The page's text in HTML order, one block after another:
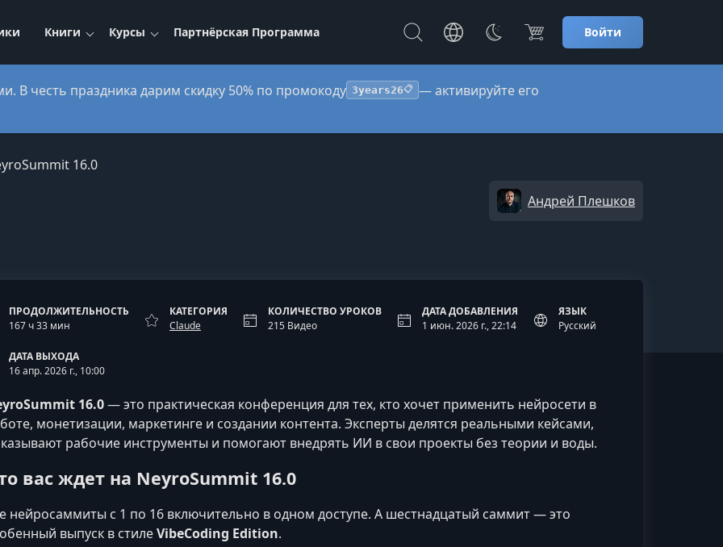
Книги Курсы Партнёрская Программа Войти
В честь праздника дарим скидку 50% по промокоду 3years26📋 — активируйте его
16.0
Андрей Плешков
ПРОДОЛЖИТЕЛЬНОСТЬ
167 ч 33 мин
КАТЕГОРИЯ
Claude
КОЛИЧЕСТВО УРОКОВ
215 Видео
ДАТА ДОБАВЛЕНИЯ
1 июн. 2026 г., 22:14
ЯЗЫК
Русский
ДАТА ВЫХОДА
16 апр. 2026 г., 10:00
16.0— это практическая конференция для тех, кто хочет применить нейросети в
монетизации, маркетинге и создании контента. Эксперты делятся реальными кейсами,
рабочие инструменты и помогают внедрять ИИ в свои проекты без теории и воды.
вас ждет на NeyroSummit 16.0
нейросаммиты с 1 по 16 включительно в одном доступе. А шестнадцатый саммит — это
выпуск в стилеVibeCoding Edition.